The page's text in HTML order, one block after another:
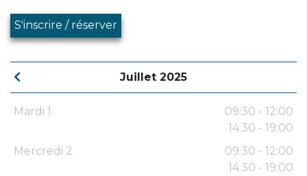
S'inscrire / réserver
Juillet 2025
Mardi 1
09:30 - 12:00
14:30 - 19:00
Mercredi 2
09:30 - 12:00
14:30 - 19:00